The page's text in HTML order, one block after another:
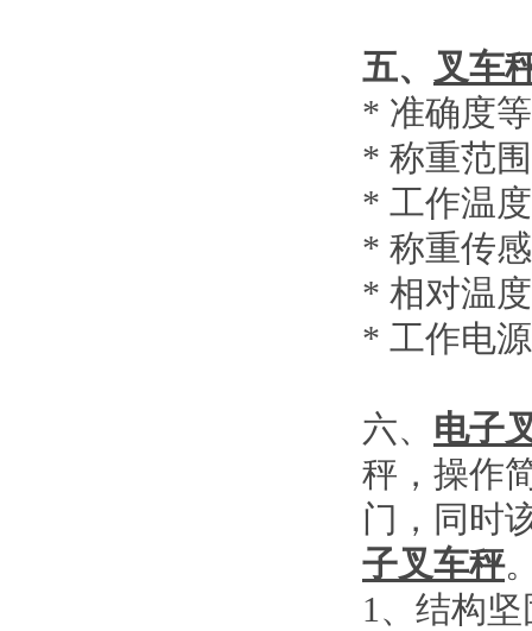
五、 叉车
* 准确度
* 称重范
* 工作温
* 称重传
* 相对温
* 工作电
六、 电子
秤，操作
门，同时
子叉车秤
1、结构坚